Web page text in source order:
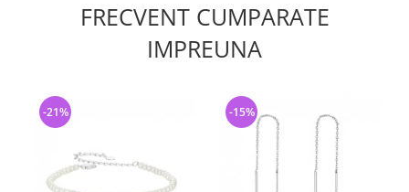
FRECVENT CUMPARATE
IMPREUNA
-21% -15%